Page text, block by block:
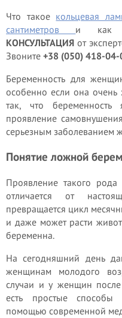
Что такое кольцевая
сантиметров и как
КОНСУЛЬТАЦИЯ от
Звоните +38 (050) 418-04-
Беременность для
особенно если она очень
так, что беременность
проявление
серьезным заболеванием
Понятие ложной
Проявление такого
отличается от
превращается цикл
и даже может расти
беременна.
На сегодняшний день
женщинам молодого
случаи и у женщин
есть простые способы
помощью современной